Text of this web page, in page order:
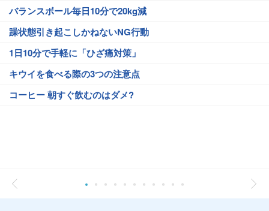
バランスボール毎日10分で20kg減
躁状態引き起こしかねないNG行動
1日10分で手軽に「ひざ痛対策」
キウイを食べる際の3つの注意点
コーヒー 朝すぐ飲むのはダメ?